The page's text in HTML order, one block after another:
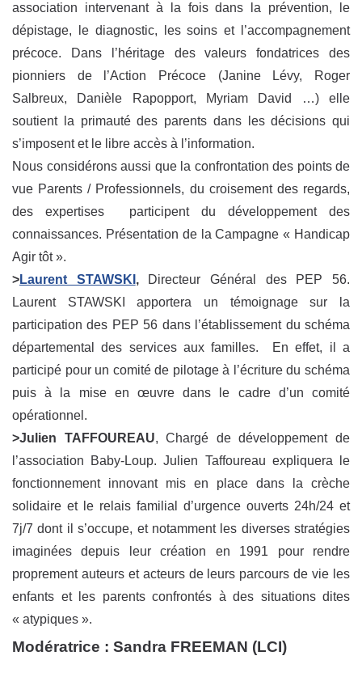
association intervenant à la fois dans la prévention, le
dépistage, le diagnostic, les soins et l’accompagnement
précoce. Dans l’héritage des valeurs fondatrices des
pionniers de l’Action Précoce (Janine Lévy, Roger
Salbreux, Danièle Rapopport, Myriam David …) elle
soutient la primauté des parents dans les décisions qui
s’imposent et le libre accès à l’information.
Nous considérons aussi que la confrontation des points de
vue Parents / Professionnels, du croisement des regards,
des expertises participent du développement des
connaissances. Présentation de la Campagne « Handicap
Agir tôt ».
>Laurent STAWSKI , Directeur Général des PEP 56.
Laurent STAWSKI apportera un témoignage sur la
participation des PEP 56 dans l’établissement du schéma
départemental des services aux familles. En effet, il a
participé pour un comité de pilotage à l’écriture du schéma
puis à la mise en œuvre dans le cadre d’un comité
opérationnel.
>Julien TAFFOUREAU, Chargé de développement de
l’association Baby-Loup. Julien Taffoureau expliquera le
fonctionnement innovant mis en place dans la crèche
solidaire et le relais familial d’urgence ouverts 24h/24 et
7j/7 dont il s’occupe, et notamment les diverses stratégies
imaginées depuis leur création en 1991 pour rendre
proprement auteurs et acteurs de leurs parcours de vie les
enfants et les parents confrontés à des situations dites
« atypiques ».
Modératrice : Sandra FREEMAN (LCI)